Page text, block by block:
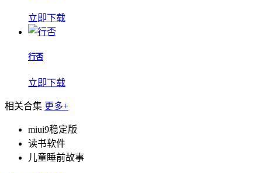
立即下载
行否
立即下载
相关合集 更多+
miui9稳定版
读书软件
儿童睡前故事